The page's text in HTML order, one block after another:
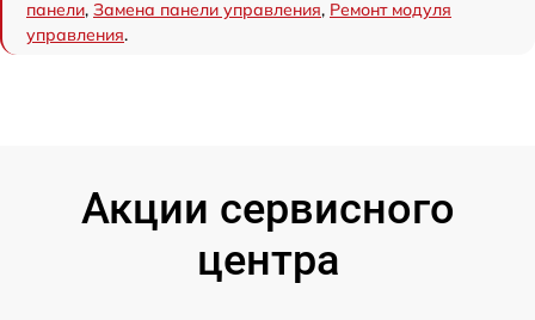
панели, Замена панели управления, Ремонт модуля
управления.
Акции сервисного
центра